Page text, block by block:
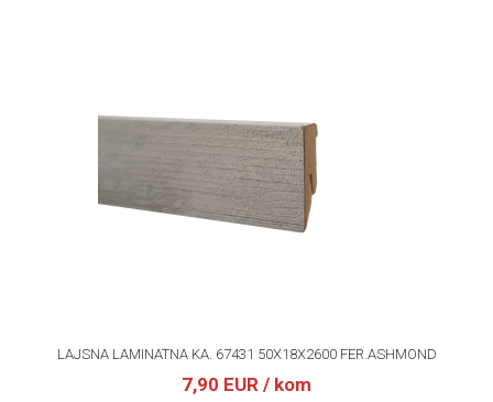
LAJSNA LAMINATNA KA. 67431 50X18X2600 FER.ASHMOND
7,90 EUR / kom